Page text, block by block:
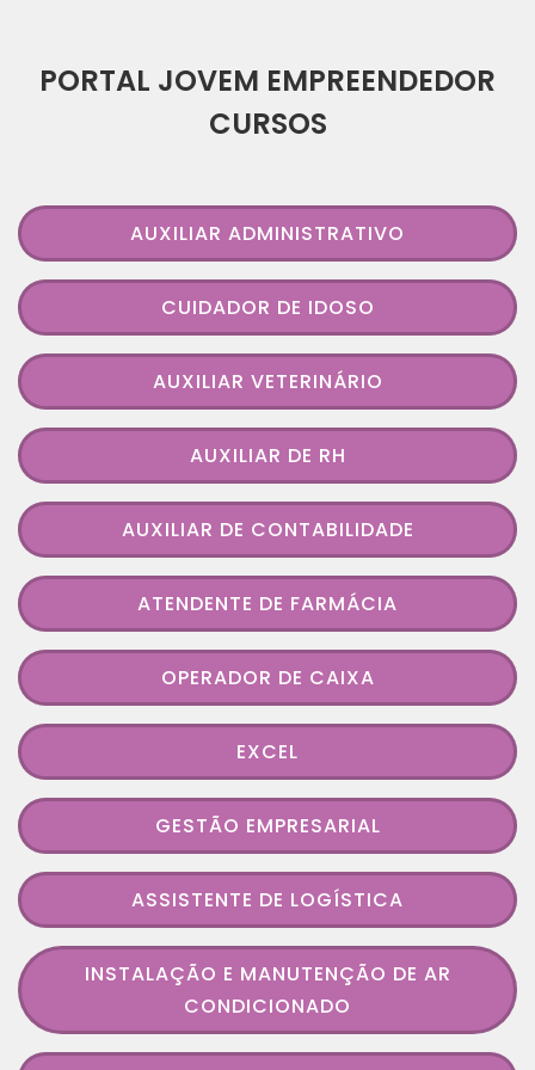
PORTAL JOVEM EMPREENDEDOR
CURSOS
AUXILIAR ADMINISTRATIVO
CUIDADOR DE IDOSO
AUXILIAR VETERINÁRIO
AUXILIAR DE RH
AUXILIAR DE CONTABILIDADE
ATENDENTE DE FARMÁCIA
OPERADOR DE CAIXA
EXCEL
GESTÃO EMPRESARIAL
ASSISTENTE DE LOGÍSTICA
INSTALAÇÃO E MANUTENÇÃO DE AR
CONDICIONADO